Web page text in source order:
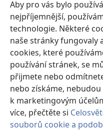
Aby pro vás bylo
nejpříjemnější,
technologie. Některé
naše stránky fungovaly
cookies, které
používání stránek, se
přijmete nebo
nebo získáme,
k marketingovým
více, přečtěte si
souborů cookie a
nové
okno) ONLINE KNIHOVNA
(otevřeno
nové
okno)JW Hub®
(otevřeno
nové
okno)JW Library ®
Watchtower Library